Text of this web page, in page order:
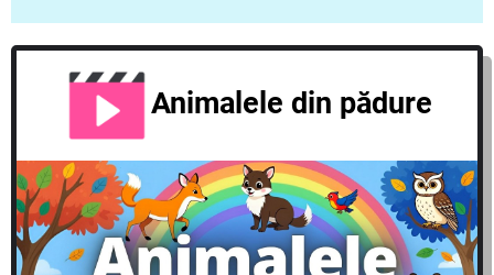
Animalele din pădure